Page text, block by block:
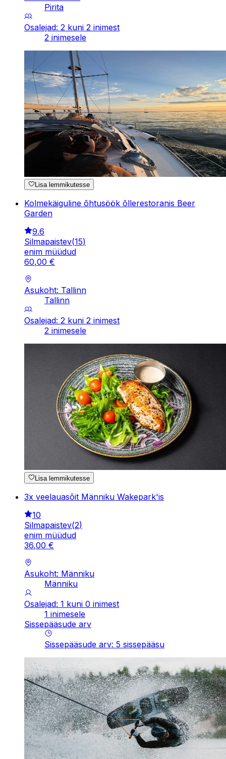
Pirita
Osalejad: 2 kuni 2 inimest
2 inimesele
Lisa lemmikutesse
Kolmekäiguline õhtusöök õllerestoranis Beer
Garden
9.6
Silmapaistev(15)
enim müüdud
60,00 €
Asukoht: Tallinn
Tallinn
Osalejad: 2 kuni 2 inimest
2 inimesele
Lisa lemmikutesse
3x veelauasõit Männiku Wakepark'is
10
Silmapaistev(2)
enim müüdud
36,00 €
Asukoht: Männiku
Männiku
Osalejad: 1 kuni 0 inimest
1 inimesele
Sissepääsude arv
Sissepääsude arv: 5 sissepääsu